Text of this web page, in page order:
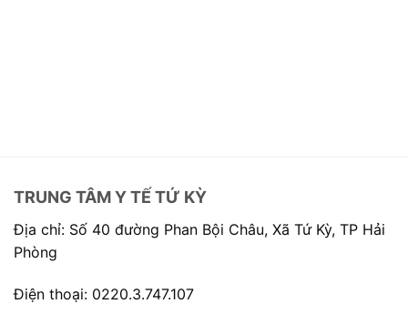
TRUNG TÂM Y TẾ TỨ KỲ
Địa chỉ: Số 40 đường Phan Bội Châu, Xã Tứ Kỳ, TP Hải
Phòng
Điện thoại: 0220.3.747.107